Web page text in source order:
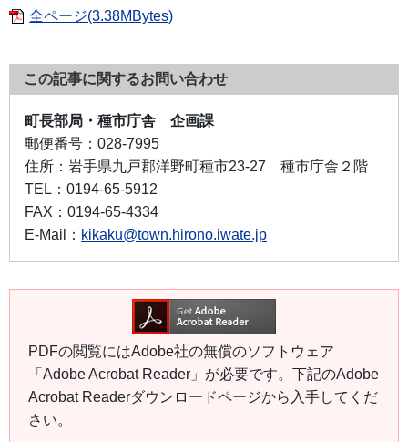
全ページ(3.38MBytes)
この記事に関するお問い合わせ
町長部局・種市庁舎 企画課
郵便番号： 028-7995
住所： 岩手県九戸郡洋野町種市23-27 種市庁舎２階
TEL： 0194-65-5912
FAX： 0194-65-4334
E-Mail： kikaku@town.hirono.iwate.jp
PDFの閲覧にはAdobe社の無償のソフトウェア
「Adobe Acrobat Reader」が必要です。下記のAdobe
Acrobat Readerダウンロードページから入手してくだ
さい。